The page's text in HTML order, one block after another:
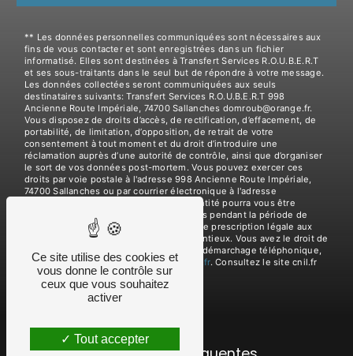
** Les données personnelles communiquées sont nécessaires aux
fins de vous contacter et sont enregistrées dans un fichier
informatisé. Elles sont destinées à Transfert Services R.O.U.B.E.R.T
et ses sous-traitants dans le seul but de répondre à votre message.
Les données collectées seront communiquées aux seuls
destinataires suivants: Transfert Services R.O.U.B.E.R.T 998
Ancienne Route Impériale, 74700 Sallanches domroub@orange.fr.
Vous disposez de droits d’accès, de rectification, d’effacement, de
portabilité, de limitation, d’opposition, de retrait de votre
consentement à tout moment et du droit d’introduire une
réclamation auprès d’une autorité de contrôle, ainsi que d’organiser
le sort de vos données post-mortem. Vous pouvez exercer ces
droits par voie postale à l'adresse 998 Ancienne Route Impériale,
74700 Sallanches ou par courrier électronique à l'adresse
domroub@orange.fr. Un justificatif d'identité pourra vous être
demandé. Nous conservons vos données pendant la période de
prise de contact puis pendant la durée de prescription légale aux
fins probatoires et de gestion des contentieux. Vous avez le droit de
vous inscrire sur la liste d'opposition au démarchage téléphonique,
disponible à cette adresse: Bloctel.gouv.fr. Consultez le site cnil.fr
pour plus d’informations sur vos droits.
Ce site utilise des cookies et
vous donne le contrôle sur
ceux que vous souhaitez
activer
Tout accepter